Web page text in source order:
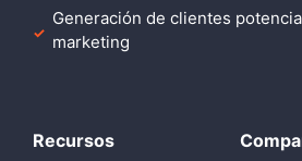
Generación de clientes
marketing
Recursos